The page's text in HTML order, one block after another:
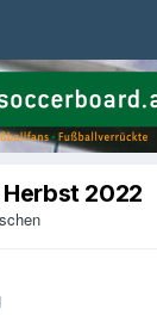
2022